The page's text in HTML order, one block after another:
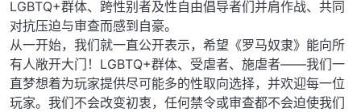
LGBTQ+群体、跨性别者及性自由倡导者们并肩作战、共同
对抗压迫与审查而感到自豪。
从一开始，我们就一直公开表示，希望《罗马奴隶》能向所
有人敞开大门！LGBTQ+群体、受虐者、施虐者——我们一
直梦想着为玩家提供尽可能多的性取向选择，并欢迎每一位
玩家。我们不会改变初衷，任何禁令或审查都不会迫使我们